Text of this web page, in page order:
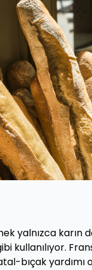
yalnızca karın
kullanılıyor.
bıçak yardımı